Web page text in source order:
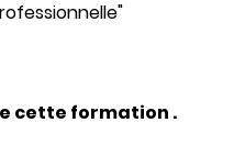
cette formation .